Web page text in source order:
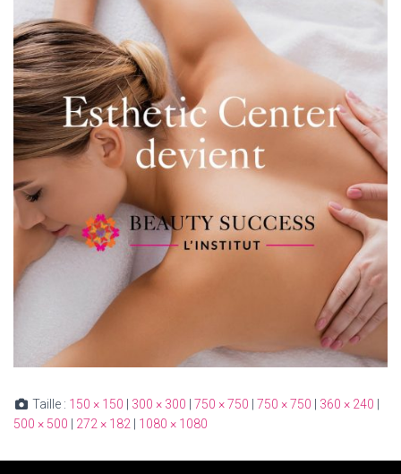
Taille : 150 × 150 300 × 300 750 × 750 750 × 750 360 × 240
500 × 500
272 × 182 1080 × 1080